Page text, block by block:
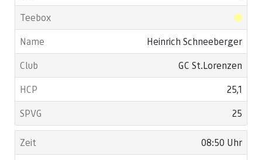
Heinrich Schneeberger
GC St.Lorenzen
25,1
25
08:50 Uhr